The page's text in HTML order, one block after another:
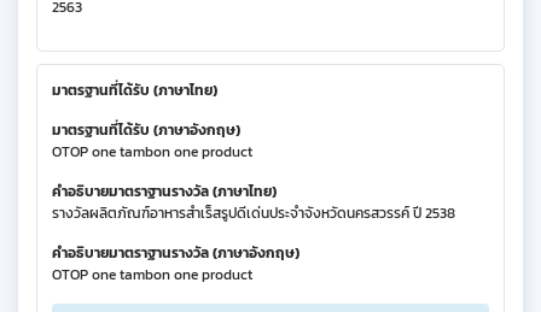
2563
มาตรฐานที่ได้รับ (ภาษาไทย)
มาตรฐานที่ได้รับ (ภาษาอังกฤษ)
OTOP one tambon one product
คำอธิบายมาตราฐานรางวัล (ภาษาไทย)
รางวัลผลิตภัณฑ์อาหารสำเร็สรูปดีเด่นประจำจังหวัดนครสวรรค์ ปี 2538
คำอธิบายมาตราฐานรางวัล (ภาษาอังกฤษ)
OTOP one tambon one product